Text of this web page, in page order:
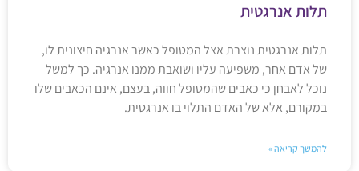
תלות אנרגטית
תלות אנרגטית נוצרת אצל המטופל כאשר אנרגיה חיצונית לו,
של אדם אחר, משפיעה עליו ושואבת ממנו אנרגיה. כך למשל
נוכל לאבחן כי כאבים שהמטופל חווה, בעצם, אינם הכאבים שלו
במקורם, אלא של האדם התלוי בו אנרגטית.
להמשך קריאה »